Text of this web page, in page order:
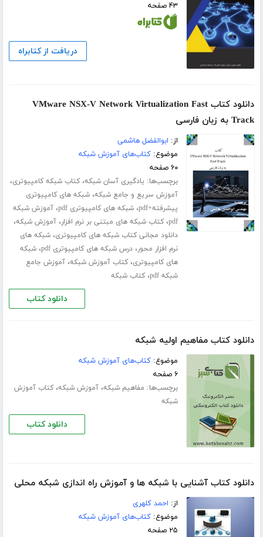
۴۳ صفحه
دریافت از کتابراه
دانلود کتاب VMware NSX-V Network Virtualization Fast
Track به زبان فارسی
از: ابوالفضل هاشمی
موضوع:کتاب‌های آموزش شبکه
۶۰ صفحه
برچسب‌ها: یادگیری آسان شبکه،کتاب شبکه کامپیوتری،
آموزش سریع و جامع شبکه،شبکه های کامپیوتری
پیشرفته+pdf
،شبکه های کامپیوتری pdf ،آموزش شبکه
pdf،کتاب شبکه های مبتنی بر نرم افزار،آموزش شبکه،
دانلود مجانی کتاب شبکه های کامپیوتری،شبکه های
نرم افزار محور،درس شبکه های کامپیوتری pdf ،شبکه
های کامپیوتری،کتاب آموزش شبکه،آموزش جامع
شبکه pdf
،کتاب شبکه
دانلود کتاب
دانلود کتاب مفاهیم اولیه شبکه
موضوع:کتاب‌های آموزش شبکه
۶ صفحه
برچسب‌ها: مفاهیم شبکه،آموزش شبکه،کتاب آموزش
شبکه
دانلود کتاب
دانلود کتاب آشنایی با شبکه ها و آموزش راه اندازی شبکه محلی
از: احمد کلهری
موضوع:کتاب‌های آموزش شبکه
۲۵ صفحه